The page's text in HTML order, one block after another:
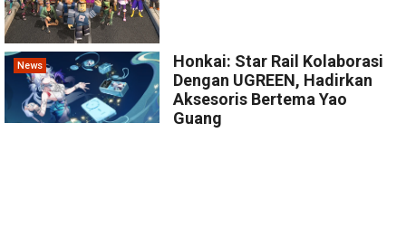
News
Honkai: Star Rail Kolaborasi
Dengan UGREEN, Hadirkan
Aksesoris Bertema Yao
Guang